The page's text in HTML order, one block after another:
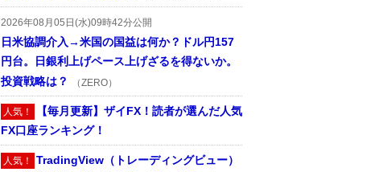
2026年08月05日(水)09時42分公開
日米協調介入→米国の国益は何か？ドル円157
円台。日銀利上げペース上げざるを得ないか。
投資戦略は？
（ZERO）
人気！ 【毎月更新】ザイFX！読者が選んだ人気
FX口座ランキング！
人気！ TradingView（トレーディングビュー）